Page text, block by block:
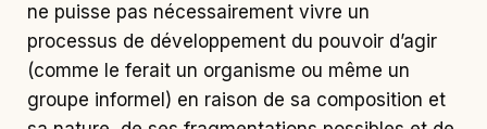
que la collectivité en tant qu’entité claire puisse
agir concrètement sur une situation pour
produire un changement. Ce sont plutôt ses
membres qui agissent de la sorte et